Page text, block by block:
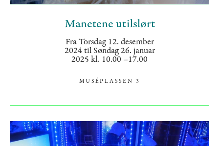
Manetene utilslørt
Fra Torsdag 12. desember
2024 til Søndag 26. januar
2025 kl. 10.00 –17.00
MUSÉPLASSEN 3